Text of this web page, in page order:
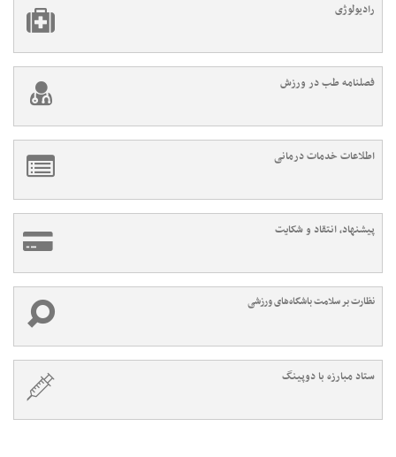
رادیولوژی
فصلنامه طب در ورزش
اطلاعات خدمات درمانی
پیشنهاد، انتقاد و شکایت
نظارت بر سلامت باشگاه‌های ورزشی
ستاد مبارزه با دوپینگ